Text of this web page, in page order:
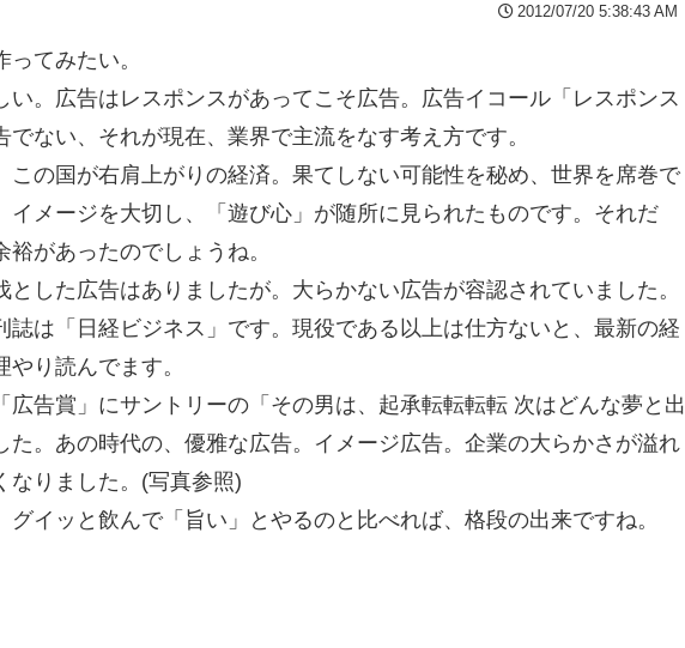
2012/07/20 5:38:43 AM
てみたい。
い。広告はレスポンスがあってこそ広告。広告イコール「レスポンス
ない、それが現在、業界で主流をなす考え方です。
この国が右肩上がりの経済。果てしない可能性を秘め、世界を席巻で
イメージを大切し、「遊び心」が随所に見られたものです。それだ
があったのでしょうね。
した広告はありましたが。大らかない広告が容認されていました。
誌は「日経ビジネス」です。現役である以上は仕方ないと、最新の経
り読んでます。
広告賞」にサントリーの「その男は、起承転転転転 次はどんな夢と出
た。あの時代の、優雅な広告。イメージ広告。企業の大らかさが溢れ
なりました。(写真参照)
イッと飲んで「旨い」とやるのと比べれば、格段の出来ですね。